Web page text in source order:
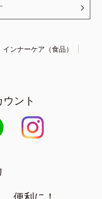
インナーケア（食品）
ント